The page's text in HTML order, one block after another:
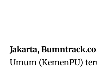
Jakarta,
Umum (KemenPU)